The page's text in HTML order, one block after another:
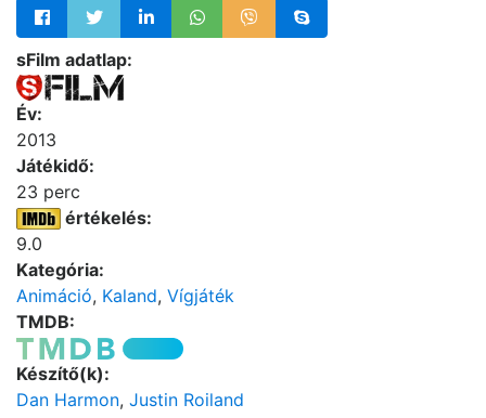
sFilm adatlap:
Év:
2013
Játékidő:
23 perc
értékelés:
9.0
Kategória:
Animáció, Kaland, Vígjáték
TMDB:
Készítő(k):
Dan Harmon, Justin Roiland